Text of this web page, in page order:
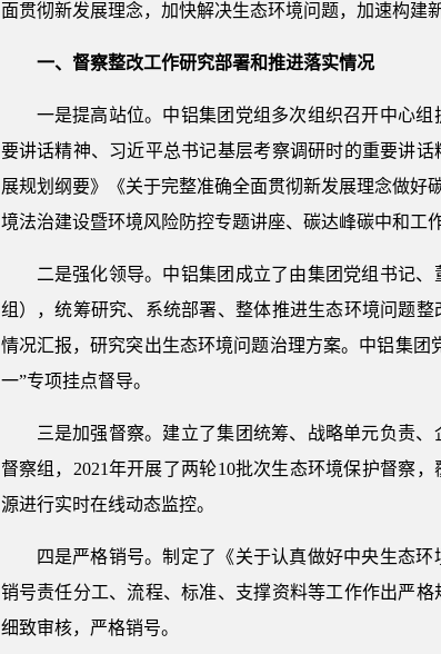
面贯彻新发展理念，加快解决生态环境问题，加速构建
一、督察整改工作研究部署和推进落实情况
一是提高站位。中铝集团党组多次组织召开中心
要讲话精神、习近平总书记基层考察调研时的重要讲
展规划纲要》《关于完整准确全面贯彻新发展理念做好
境法治建设暨环境风险防控专题讲座、碳达峰碳中和工
二是强化领导。中铝集团成立了由集团党组书记
组），统筹研究、系统部署、整体推进生态环境问题
情况汇报，研究突出生态环境问题治理方案。中铝集
一”专项挂点督导。
三是加强督察。建立了集团统筹、战略单元负责
督察组，2021年开展了两轮10批次生态环境保护督察
源进行实时在线动态监控。
四是严格销号。制定了《关于认真做好中央生态
销号责任分工、流程、标准、支撑资料等工作作出严
细致审核，严格销号。